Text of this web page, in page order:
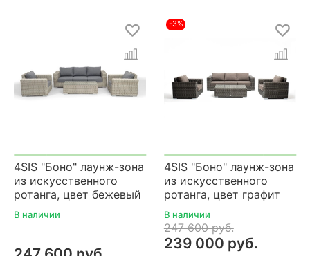
4SIS "Боно" лаунж-зона
из искусственного
ротанга, цвет бежевый
В наличии
-3%
4SIS "Боно" лаунж-зона
из искусственного
ротанга, цвет графит
В наличии
247 600 руб.
239 000 руб.